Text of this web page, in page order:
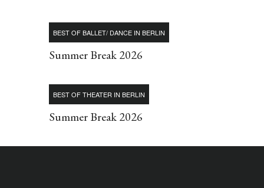
BEST OF BALLET/ DANCE IN BERLIN
Summer Break 2026
BEST OF THEATER IN BERLIN
Summer Break 2026